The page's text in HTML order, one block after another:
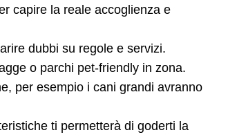
capire la reale accoglienza e
dubbi su regole e servizi.
o parchi pet-friendly in zona.
per esempio i cani grandi avranno
ti permetterà di goderti la